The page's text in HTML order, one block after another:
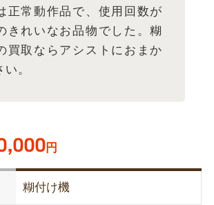
正常動作品で、使用回数が
きれいなお品物でした。糊
買取ならアシストにおまか
。
円
糊付け機